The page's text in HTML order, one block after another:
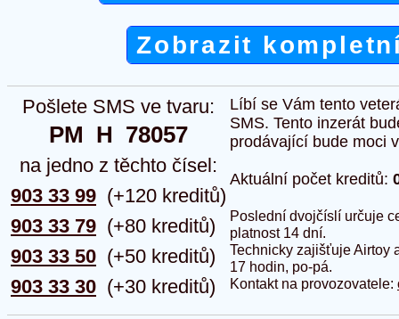
Zobrazit
Pošlete SMS ve tvaru:
PM  H  78057
na jedno z těchto čísel:
903 33 99
903 33 79
903 33 50
903 33 30
(+120 kreditů)
(+80 kreditů)
(+50 kreditů)
(+30 kreditů)
Líbí se Vám tento
SMS. Tento inzerát
prodávající bude moci
Aktuální počet kreditů:
Poslední dvojčíslí určuje
platnost 14 dní.
Technicky zajišťuje Airtoy
17 hodin, po-pá.
Kontakt na provozovatele: